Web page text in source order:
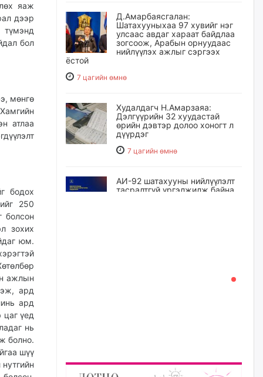
яаж
дээр
түмэнд
бол
мөнгө
атлаа
бодох
250
болсон
зохих
юм.
ажлын
ард
ард
үед
нь
болно.
шүү
Д.Амарбаясгалан:
Шатахууныхаа 97 хувийг нэг
улсаас авдаг хараат байдлаа
зогсоож, Арабын орнуудаас
нийлүүлэх ажлыг сэргээх
ёстой
7 цагийн өмнө
Худалдагч Н.Амарзаяа:
Дэлгүүрийн 32 хуудастай
өрийн дэвтэр долоо хоногт л
дүүрдэг
7 цагийн өмнө
АИ-92 шатахууны нийлүүлэлт
тасралтгүй үргэлжилж байна